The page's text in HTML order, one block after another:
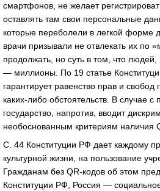
смартфонов, не желает
оставлять там свои персональные
которые переболели в легкой форме
врачи призывали не отвлекать их по
продолжать, но суть в том, что
— миллионы. По 19 статье
гарантирует равенство прав и
каких-либо обстоятельств. В случае
государство, напротив, вводит
необоснованным критериям наличия
С. 44 Конституции РФ дает каждому
культурной жизни, на пользование
Гражданам без QR-кодов об этом
Конституции РФ, Россия —